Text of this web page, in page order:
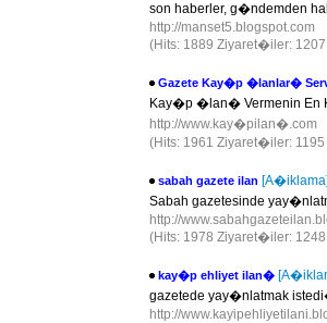
son haberler, g�ndemden
http://manset5.blogspot.com
(Hits: 1889 Ziyaret�iler:
Gazete Kay�p �lanlar�
Kay�p �lan� Vermenin En
http://www.kay�pilan�.com
(Hits: 1961 Ziyaret�iler:
sabah gazete ilan [A�iklama]
Sabah gazetesinde
http://
(Hits: 1978 Ziyaret�iler:
kay�p ehliyet ilan�
gazetede yay�nlatmak
http://